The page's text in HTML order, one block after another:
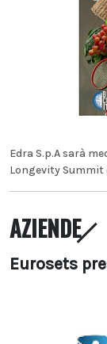
Edra S.p.A sarà
Longevity Summit
AZIENDE
Eurosets